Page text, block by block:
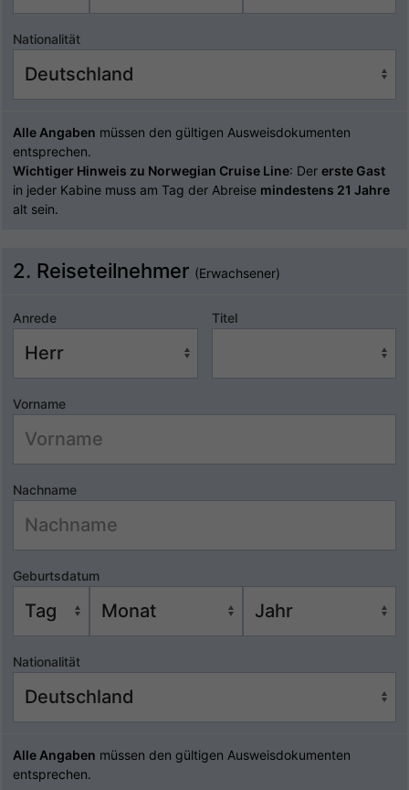
Nationalität
Alle Angaben müssen den gültigen Ausweisdokumenten
entsprechen.
Wichtiger Hinweis zu Norwegian Cruise Line: Der erste Gast
in jeder Kabine muss am Tag der Abreise mindestens 21 Jahre
alt sein.
2. Reiseteilnehmer (Erwachsener)
Anrede Titel
Vorname
Nachname
Geburtsdatum
Nationalität
Alle Angaben müssen den gültigen Ausweisdokumenten
entsprechen.